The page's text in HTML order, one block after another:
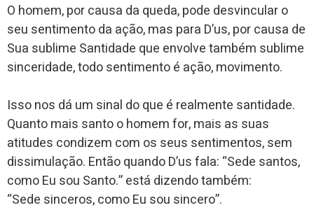
O homem, por causa da queda, pode desvincular o
seu sentimento da ação, mas para D’us, por causa de
Sua sublime Santidade que envolve também sublime
sinceridade, todo sentimento é ação, movimento.
Isso nos dá um sinal do que é realmente santidade.
Quanto mais santo o homem for, mais as suas
atitudes condizem com os seus sentimentos, sem
dissimulação. Então quando D’us fala: “Sede santos,
como Eu sou Santo.” está dizendo também:
“Sede sinceros, como Eu sou sincero”.